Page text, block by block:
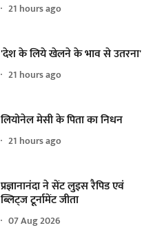
21 hours ago
'देश के लिये खेलने के भाव से उतरना'
21 hours ago
लियोनेल मेसी के पिता का निधन
21 hours ago
प्रज्ञानानंदा ने सेंट लुइस रैपिड एवं
ब्लिट्ज टूर्नामेंट जीता
07 Aug 2026